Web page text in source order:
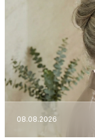
08.08.2026